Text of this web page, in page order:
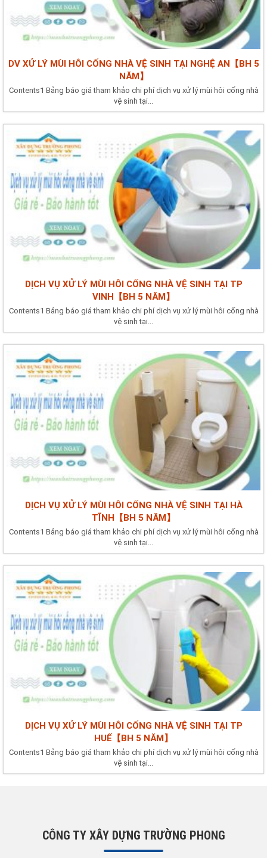
DV XỬ LÝ MÙI HÔI CỐNG NHÀ VỆ SINH TẠI NGHỆ AN【BH 5
NĂM】
Contents1 Bảng báo giá tham khảo chi phí dịch vụ xử lý mùi hôi cống nhà
vệ sinh tại...
DỊCH VỤ XỬ LÝ MÙI HÔI CỐNG NHÀ VỆ SINH TẠI TP
VINH【BH 5 NĂM】
Contents1 Bảng báo giá tham khảo chi phí dịch vụ xử lý mùi hôi cống nhà
vệ sinh tại...
DỊCH VỤ XỬ LÝ MÙI HÔI CỐNG NHÀ VỆ SINH TẠI HÀ
TĨNH【BH 5 NĂM】
Contents1 Bảng báo giá tham khảo chi phí dịch vụ xử lý mùi hôi cống nhà
vệ sinh tại...
DỊCH VỤ XỬ LÝ MÙI HÔI CỐNG NHÀ VỆ SINH TẠI TP
HUẾ【BH 5 NĂM】
Contents1 Bảng báo giá tham khảo chi phí dịch vụ xử lý mùi hôi cống nhà
vệ sinh tại...
CÔNG TY XÂY DỰNG TRƯỜNG PHONG